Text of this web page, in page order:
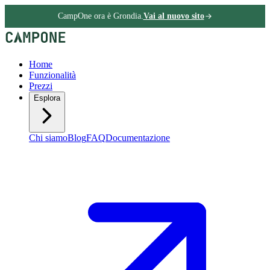
CampOne ora è Grondia.Vai al nuovo sito
Home
Funzionalità
Prezzi
Esplora
Chi siamoBlogFAQDocumentazione